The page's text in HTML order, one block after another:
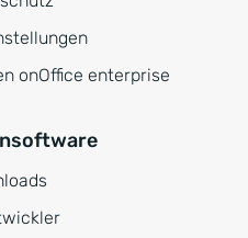
onOffice enterprise